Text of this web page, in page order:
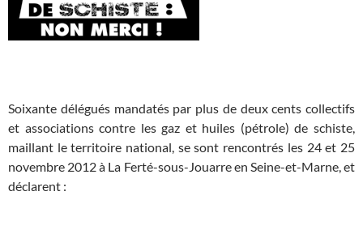
Soixante délégués mandatés par plus de deux cents collectifs
et associations contre les gaz et huiles (pétrole) de schiste,
maillant le territoire national, se sont rencontrés les 24 et 25
novembre 2012 à La Ferté-sous-Jouarre en Seine-et-Marne, et
déclarent :